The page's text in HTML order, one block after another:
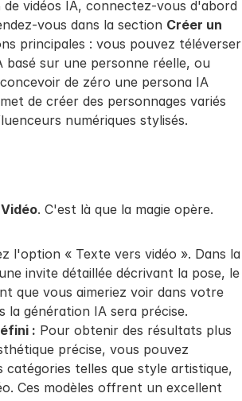
vidéos IA, connectez-vous d'abord
vous dans la section Créer un
principales : vous pouvez téléverser
sur une personne réelle, ou
de zéro une persona IA
de créer des personnages variés
numériques stylisés.
Vidéo. C'est là que la magie opère.
l'option « Texte vers vidéo ». Dans la
invite détaillée décrivant la pose, le
que vous aimeriez voir dans votre
la génération IA sera précise.
: Pour obtenir des résultats plus
précise, vous pouvez
catégories telles que style artistique,
Ces modèles offrent un excellent